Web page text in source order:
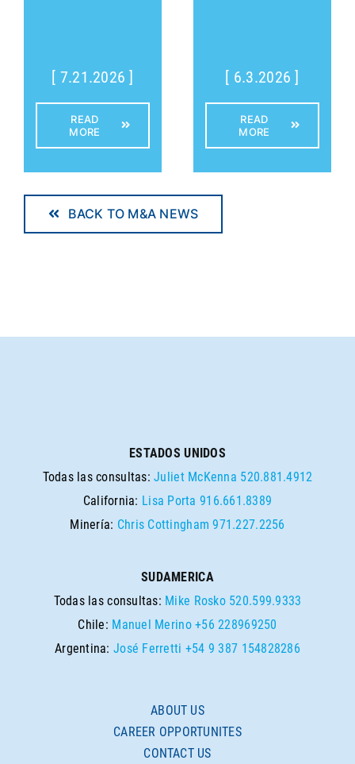
[ 7.21.2026 ]
READ
MORE
[ 6.3.2026 ]
READ
MORE
BACK TO M&A NEWS
ESTADOS UNIDOS
Todas las consultas:Juliet McKenna 520.881.4912
California: Lisa Porta 916.661.8389
Minería: Chris Cottingham 971.227.2256
SUDAMERICA
Todas las consultas: Mike Rosko 520.599.9333
Chile: Manuel Merino +56 228969250
Argentina:José Ferretti +54 9 387 154828286
ABOUT US
CAREER OPPORTUNITES
CONTACT US